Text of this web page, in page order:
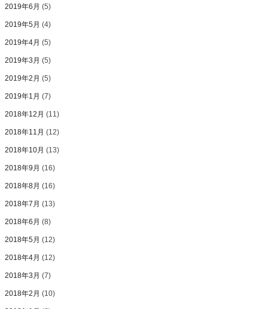
2019年6月 (5)
2019年5月 (4)
2019年4月 (5)
2019年3月 (5)
2019年2月 (5)
2019年1月 (7)
2018年12月 (11)
2018年11月 (12)
2018年10月 (13)
2018年9月 (16)
2018年8月 (16)
2018年7月 (13)
2018年6月 (8)
2018年5月 (12)
2018年4月 (12)
2018年3月 (7)
2018年2月 (10)